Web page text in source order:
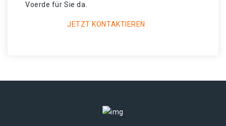
Voerde für Sie da.
JETZT KONTAKTIEREN